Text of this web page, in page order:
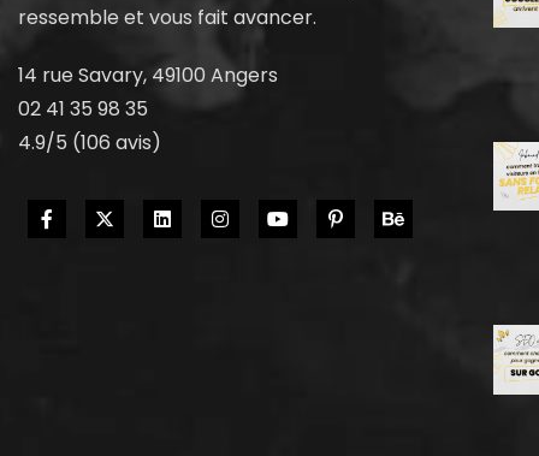
ressemble et vous fait avancer.
14 rue Savary, 49100 Angers
02 41 35 98 35
4.9/5 (106 avis)